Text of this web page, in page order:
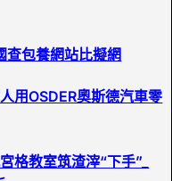
查包養網站比擬網
用OSDER奧斯德汽車零
格教室筑渣滓“下手”_